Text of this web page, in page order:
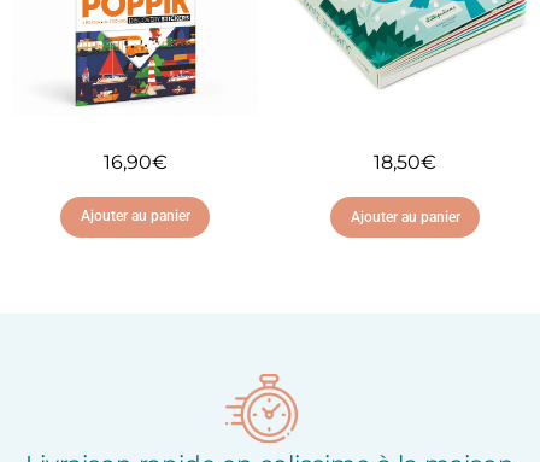
16,90€
Ajouter au panier
18,50€
Ajouter au panier